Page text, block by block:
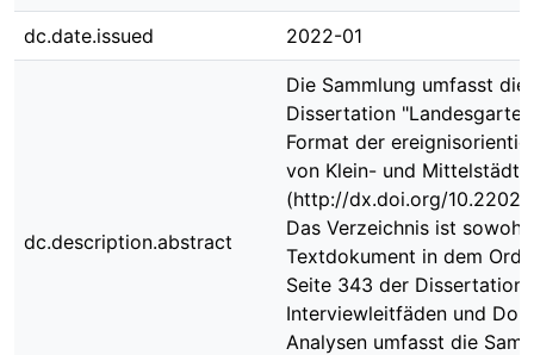
dc.date.issued 2022-01
dc.description.abstract
Die Sammlung umfasst
Dissertation
Format der
von Klein- und
(http://dx.doi.org/
Das Verzeichnis ist sowohl
Textdokument in dem
Seite 343 der Dissertation
Interviewleitfäden und
Analysen umfasst die